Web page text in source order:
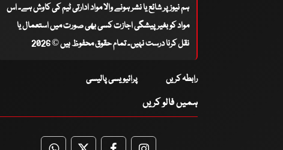
ہم نیوز پر شائع یا نشر ہونے والا مواد ادارتی ٹیم کی کاوش ہے۔ اس
مواد کو بغیر پیشگی اجازت کسی بھی صورت میں استعمال یا
نقل کرنا درست نہیں۔ تمام حقوق محفوظ ہیں © 2026
رابطہ کریں پرائیویسی پالیسی
ہمیں فالو کریں